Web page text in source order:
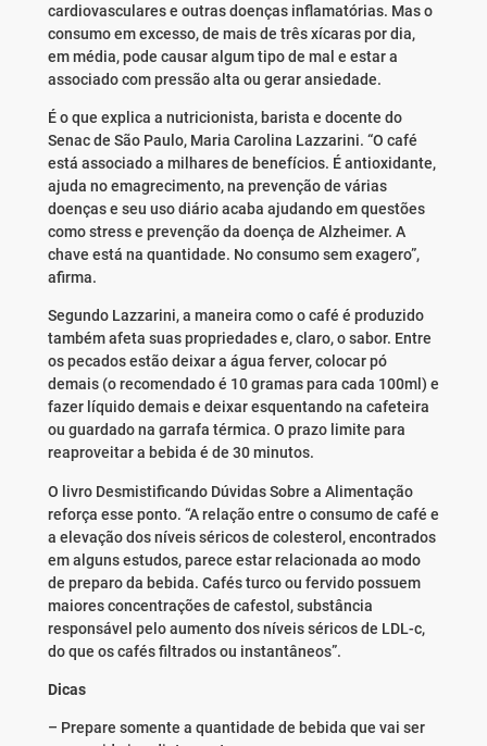
cardiovasculares e outras doenças inflamatórias. Mas o
consumo em excesso, de mais de três xícaras por dia,
em média, pode causar algum tipo de mal e estar a
associado com pressão alta ou gerar ansiedade.
É o que explica a nutricionista, barista e docente do
Senac de São Paulo, Maria Carolina Lazzarini. “O café
está associado a milhares de benefícios. É antioxidante,
ajuda no emagrecimento, na prevenção de várias
doenças e seu uso diário acaba ajudando em questões
como stress e prevenção da doença de Alzheimer. A
chave está na quantidade. No consumo sem exagero”,
afirma.
Segundo Lazzarini, a maneira como o café é produzido
também afeta suas propriedades e, claro, o sabor. Entre
os pecados estão deixar a água ferver, colocar pó
demais (o recomendado é 10 gramas para cada 100ml) e
fazer líquido demais e deixar esquentando na cafeteira
ou guardado na garrafa térmica. O prazo limite para
reaproveitar a bebida é de 30 minutos.
O livro Desmistificando Dúvidas Sobre a Alimentação
reforça esse ponto. “A relação entre o consumo de café e
a elevação dos níveis séricos de colesterol, encontrados
em alguns estudos, parece estar relacionada ao modo
de preparo da bebida. Cafés turco ou fervido possuem
maiores concentrações de cafestol, substância
responsável pelo aumento dos níveis séricos de LDL-c,
do que os cafés filtrados ou instantâneos”.
Dicas
– Prepare somente a quantidade de bebida que vai ser